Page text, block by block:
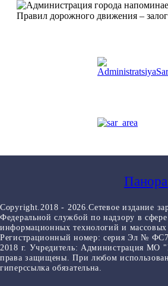
Copyright.2018 - 2026.Сетевое издание
Федеральной службой по надзору в сфере
информационных технологий и
Регистрационный номер: серия Эл №
2018 г. Учредитель: Администрация МО
права защищены. При любом
гиперссылка обязательна.